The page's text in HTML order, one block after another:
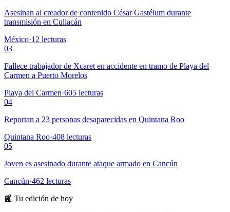
Asesinan al creador de contenido César Gastélum durante
transmisión en Culiacán
México·12 lecturas
03
Fallece trabajador de Xcaret en accidente en tramo de Playa del
Carmen a Puerto Morelos
Playa del Carmen·605 lecturas
04
Reportan a 23 personas desaparecidas en Quintana Roo
Quintana Roo·408 lecturas
05
Joven es asesinado durante ataque armado en Cancún
Cancún·462 lecturas
📰 Tu edición de hoy